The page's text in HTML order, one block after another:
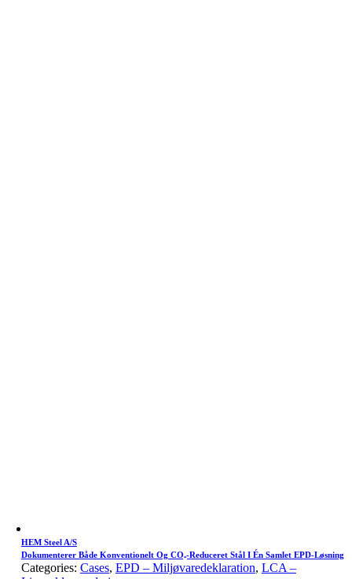
HEM Steel A/S
Dokumenterer Både Konventionelt Og CO₂-Reduceret Stål I Én Samlet EPD-Løsning
Categories: Cases, EPD – Miljøvaredeklaration, LCA –